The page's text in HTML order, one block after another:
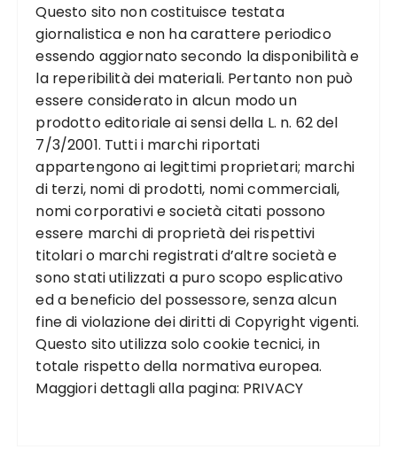
Questo sito non costituisce testata
giornalistica e non ha carattere periodico
essendo aggiornato secondo la disponibilità e
la reperibilità dei materiali. Pertanto non può
essere considerato in alcun modo un
prodotto editoriale ai sensi della L. n. 62 del
7/3/2001. Tutti i marchi riportati
appartengono ai legittimi proprietari; marchi
di terzi, nomi di prodotti, nomi commerciali,
nomi corporativi e società citati possono
essere marchi di proprietà dei rispettivi
titolari o marchi registrati d’altre società e
sono stati utilizzati a puro scopo esplicativo
ed a beneficio del possessore, senza alcun
fine di violazione dei diritti di Copyright vigenti.
Questo sito utilizza solo cookie tecnici, in
totale rispetto della normativa europea.
Maggiori dettagli alla pagina: PRIVACY